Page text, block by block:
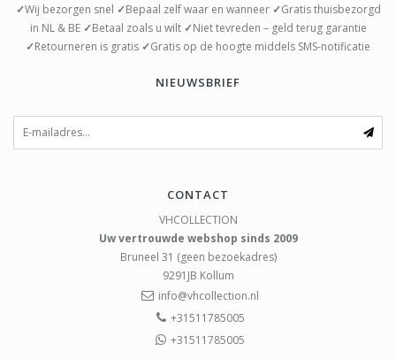
✓Wij bezorgen snel ✓Bepaal zelf waar en wanneer ✓Gratis thuisbezorgd
in NL & BE ✓Betaal zoals u wilt ✓Niet tevreden – geld terug garantie
✓Retourneren is gratis ✓Gratis op de hoogte middels SMS-notificatie
NIEUWSBRIEF
CONTACT
VHCOLLECTION
Uw vertrouwde webshop sinds 2009
Bruneel 31 (geen bezoekadres)
9291JB Kollum
info@vhcollection.nl
+31511785005
+31511785005